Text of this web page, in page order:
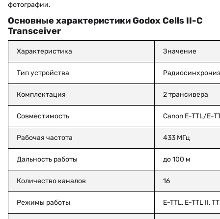
фотографии.
Основные характеристики Godox Cells II-C
Transceiver
Характеристика Значение
Тип устройства
Комплектация 2 трансивера
Совместимость Canon E-TTL/E-
Рабочая частота 433 МГц
Дальность работы до 100 м
Количество каналов 16
Режимы работы E-TTL, E-TTL II,